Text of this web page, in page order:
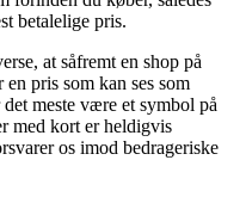
betalelige pris.
at såfremt en shop på
pris som kan ses som
meste være et symbol på
med kort er heldigvis
os imod bedrageriske